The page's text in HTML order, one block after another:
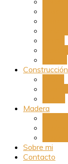
Construcción
Madera
Sobre mi
Contacto